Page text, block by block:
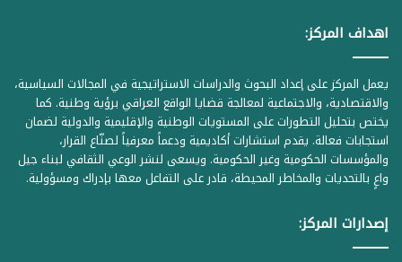
اهداف المركز:
يعمل المركز على إعداد البحوث والدراسات الاستراتيجية في المجالات السياسية،
والاقتصادية، والاجتماعية لمعالجة قضايا الواقع العراقي برؤية وطنية. كما
يختص بتحليل التطورات على المستويات الوطنية والإقليمية والدولية لضمان
استجابات فعالة. يقدم استشارات أكاديمية ودعماً معرفياً لصنّاع القرار،
والمؤسسات الحكومية وغير الحكومية. ويسعى لنشر الوعي الثقافي لبناء جيل
واعٍ بالتحديات والمخاطر المحيطة، قادر على التفاعل معها بإدراك ومسؤولية.
إصدارات المركز: